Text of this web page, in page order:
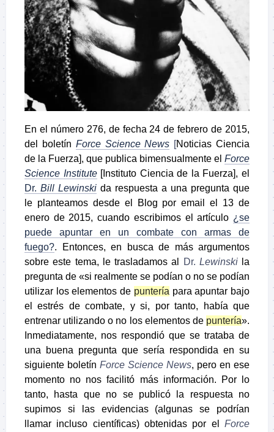
En el número 276, de fecha 24 de febrero de 2015,
del boletín Force Science News [Noticias Ciencia
de la Fuerza], que publica bimensualmente el Force
Science Institute [Instituto Ciencia de la Fuerza], el
Dr. Bill Lewinski da respuesta a una pregunta que
le planteamos desde el Blog por email el 13 de
enero de 2015, cuando escribimos el artículo ¿se
puede apuntar en un combate con armas de
fuego?. Entonces, en busca de más argumentos
sobre este tema, le trasladamos al
Dr. Lewinskila
pregunta de «si realmente se podían o no se podían
utilizar los elementos de puntería para apuntar bajo
el estrés de combate, y si, por tanto, había que
entrenar utilizando o no los elementos de puntería».
Inmediatamente, nos respondió que se trataba de
una buena pregunta que sería respondida en su
siguiente boletín Force Science News, pero en ese
momento no nos facilitó más información. Por lo
tanto, hasta que no se publicó la respuesta no
supimos si las evidencias (algunas se podrían
llamar incluso científicas) obtenidas por el Force